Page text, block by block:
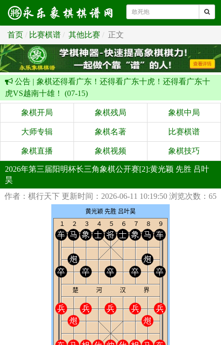
首页 比赛棋谱 其他比赛 正文
公告 | 象棋还得看广东！还得看广东十虎！还得看广东十
虎VS越南十雄！ (07-15)
象棋开局 象棋残局 象棋中局
大师专辑 象棋名著 比赛棋谱
象棋直播 象棋视频 象棋技巧
2026年第三届阳明杯长三角象棋公开赛[2]:黄光颖 先胜 吕叶
昊
作者：棋行天下 更新时间：2026-06-11 10:19:50 浏览次数：65